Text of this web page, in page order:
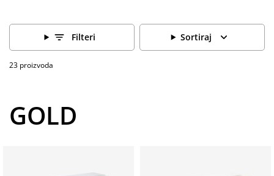
Sortiraj
Filteri
23 proizvoda
GOLD